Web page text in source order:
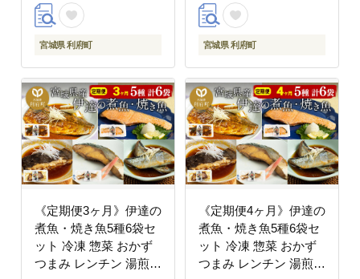
るめ 海鮮丼 海鮮 魚介
魚貝 おいしい 美味 宮
城県 利府町 けんこう
宮城県 利府町
かれい 冷凍 惣菜 おか
ず つまみ レンチン 湯
煎 簡単 煮物 煮付 焼魚]
宮城県 利府町
《定期便3ヶ月》伊達の
煮魚・焼き魚5種6袋セ
ット 冷凍 惣菜 おかず
つまみ レンチン 湯煎
《定期便4ヶ月》伊達の
煮魚・焼き魚5種6袋セ
ット 冷凍 惣菜 おかず
つまみ レンチン 湯煎